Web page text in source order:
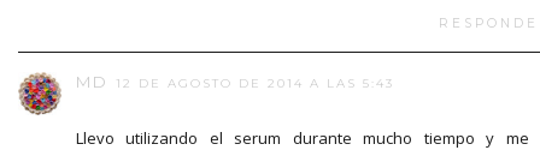
MD 12 DE AGOSTO DE 2014 A LAS 5:43
Llevo utilizando el serum durante mucho tiempo y me